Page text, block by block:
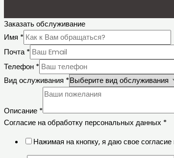
Заказать обслуживание
Имя *
Почта*
Телефон *
Вид ослуживания *
Описание *
Согласие на обработку персональных данных *
Нажимая на кнопку, я даю свое